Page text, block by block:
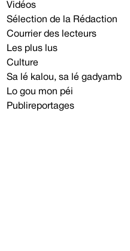
Vidéos
Sélection de la Rédaction
Courrier des lecteurs
Les plus lus
Culture
Sa lé kalou, sa lé gadyamb
Lo gou mon péi
Publireportages